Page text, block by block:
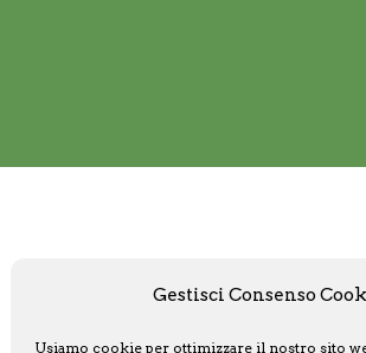
Gestisci Consenso
Usiamo cookie per ottimizzare il nostro sito